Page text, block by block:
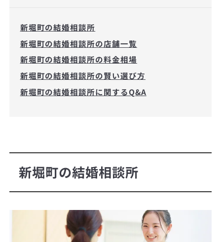
新堀町の結婚相談所
新堀町の結婚相談所の店舗一覧
新堀町の結婚相談所の料金相場
新堀町の結婚相談所の賢い選び方
新堀町の結婚相談所に関するQ&A
新堀町の結婚相談所